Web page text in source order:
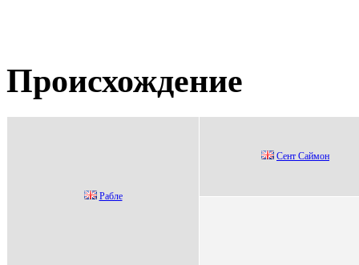
Происхождение
Рaблe
Сeнт Саймoн